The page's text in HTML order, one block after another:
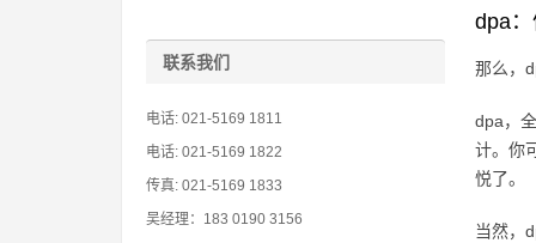
dpa：
那么，
dpa，
计。你
悦了。
当然，
联系我们
电话: 021-5169 1811
电话: 021-5169 1822
传真: 021-5169 1833
吴经理：183 0190 3156